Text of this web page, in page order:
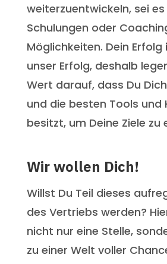
weiterzuentwickeln, sei
Schulungen oder
Möglichkeiten. Dein
unser Erfolg, deshalb
Wert darauf, dass Du
und die besten Tools und
besitzt, um Deine Ziele zu
Wir wollen Dich!
Willst Du Teil dieses
des Vertriebs werden?
nicht nur eine Stelle,
zu einer Welt voller